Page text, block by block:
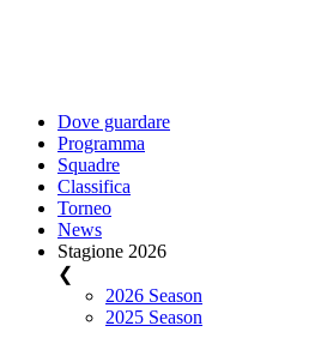
Dove guardare
Programma
Squadre
Classifica
Torneo
News
Stagione 2026
❮
2026 Season
2025 Season